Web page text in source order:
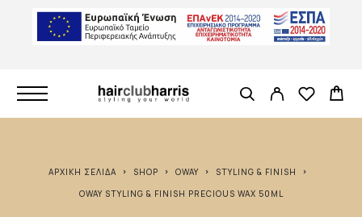
ΑΡΧΙΚΉ ΣΕΛΊΔΑ SHOP OWAY
STYLING & FINISH
OWAY STYLING & FINISH PRECIOUS WAX 50ML